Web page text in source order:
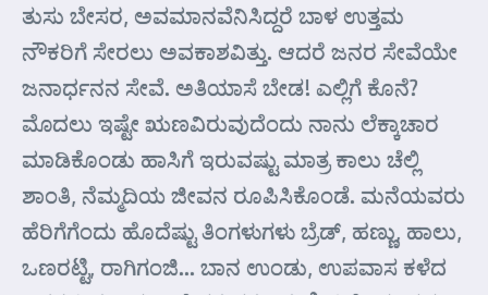
ತುಸು ಬೇಸರ, ಅವಮಾನವೆನಿಸಿದ್ದರೆ ಬಾಳ ಉತ್ತಮ
ನೌಕರಿಗೆ ಸೇರಲು ಅವಕಾಶವಿತ್ತು. ಆದರೆ ಜನರ ಸೇವೆಯೇ
ಜನಾರ್ಧನನ ಸೇವೆ. ಅತಿಯಾಸೆ ಬೇಡ! ಎಲ್ಲಿಗೆ ಕೊನೆ?
ಮೊದಲು ಇಷ್ಟೇ ಋಣವಿರುವುದೆಂದು ನಾನು ಲೆಕ್ಕಾಚಾರ
ಮಾಡಿಕೊಂಡು ಹಾಸಿಗೆ ಇರುವಷ್ಟು ಮಾತ್ರ ಕಾಲು ಚೆಲ್ಲಿ
ಶಾಂತಿ, ನೆಮ್ಮದಿಯ ಜೀವನ ರೂಪಿಸಿಕೊಂಡೆ. ಮನೆಯವರು
ಹೆರಿಗೆಗೆಂದು ಹೊದೆಷ್ಟು ತಿಂಗಳುಗಳು ಬ್ರೆಡ್, ಹಣ್ಣು, ಹಾಲು,
ಒಣರಟ್ಟಿ, ರಾಗಿಗಂಜಿ… ಬಾನ ಉಂಡು, ಉಪವಾಸ ಕಳೆದ